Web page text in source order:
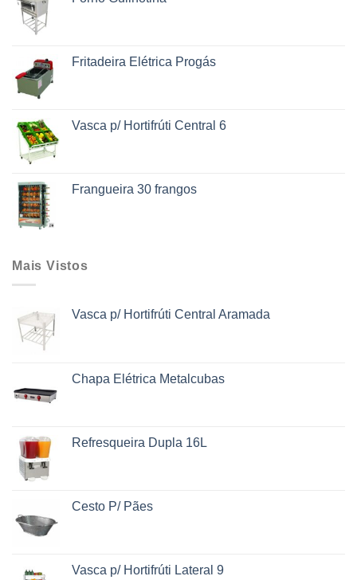
Fritadeira Elétrica Progás
Vasca p/ Hortifrúti Central 6
Frangueira 30 frangos
Mais Vistos
Vasca p/ Hortifrúti Central Aramada
Chapa Elétrica Metalcubas
Refresqueira Dupla 16L
Cesto P/ Pães
Vasca p/ Hortifrúti Lateral 9